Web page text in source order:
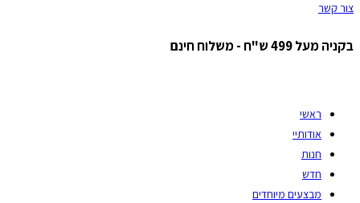
צור קשר
בקניה מעל 499 ש"ח - משלוח חינם
ראשי
אודותיי
חנות
חדש
מבצעים מיוחדים